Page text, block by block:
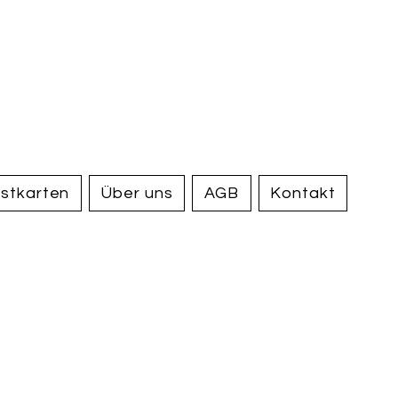
Über uns AGB Kontakt